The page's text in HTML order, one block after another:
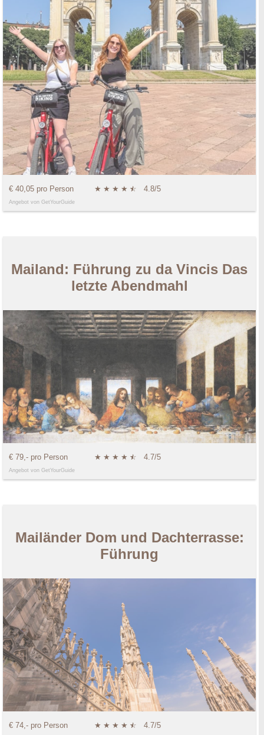
€ 40,05 pro Person ★ ★ ★ ★ ★
☆ 4.8/5
Angebot von GetYourGuide
Mailand: Führung zu da Vincis Das
letzte Abendmahl
€ 79,- pro Person ★ ★ ★ ★ ★
☆ 4.7/5
Angebot von GetYourGuide
Mailänder Dom und Dachterrasse:
Führung
€ 74,- pro Person ★ ★ ★ ★ ★
☆ 4.7/5